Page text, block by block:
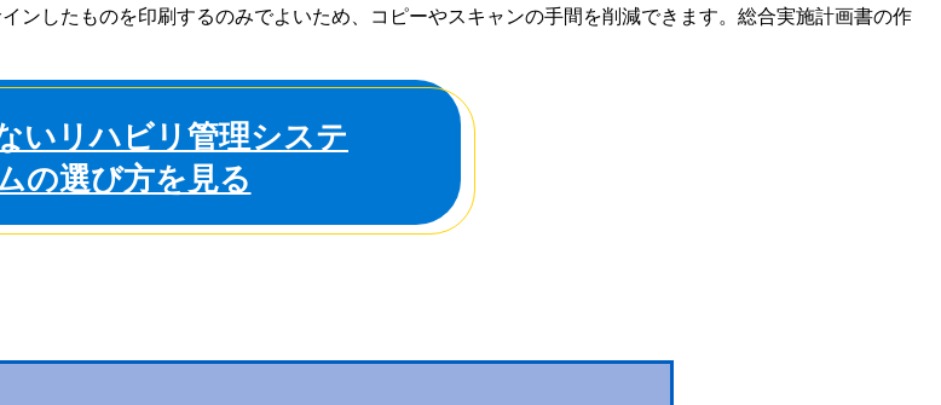
ンしたものを印刷するのみでよいため、コピーやスキャンの手間を削減できます。総合実施計画書の作
いリハビリ管理システ
の選び方を見る